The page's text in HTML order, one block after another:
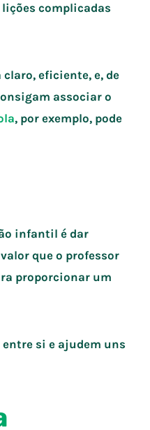
complicadas
eficiente, e, de
associar o
, por exemplo, pode
infantil é dar
que o professor
proporcionar um
si e ajudem uns